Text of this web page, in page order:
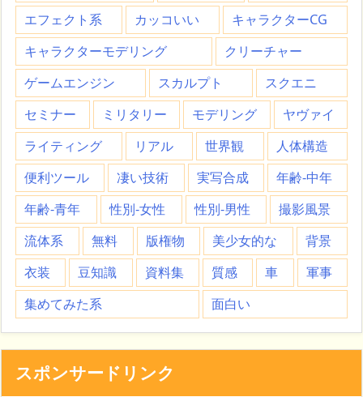
エフェクト系
カッコいい
キャラクターCG
キャラクターモデリング
クリーチャー
ゲームエンジン
スカルプト
スクエニ
セミナー
ミリタリー モデリング
ヤヴァイ
ライティング
リアル 世界観
人体構造
便利ツール
凄い技術 実写合成
年齢-中年
年齢-青年
性別-女性 性別-男性
撮影風景
流体系
無料 版権物 美少女的な
背景
衣装
豆知識 資料集 質感 車
軍事
集めてみた系
面白い
スポンサードリンク